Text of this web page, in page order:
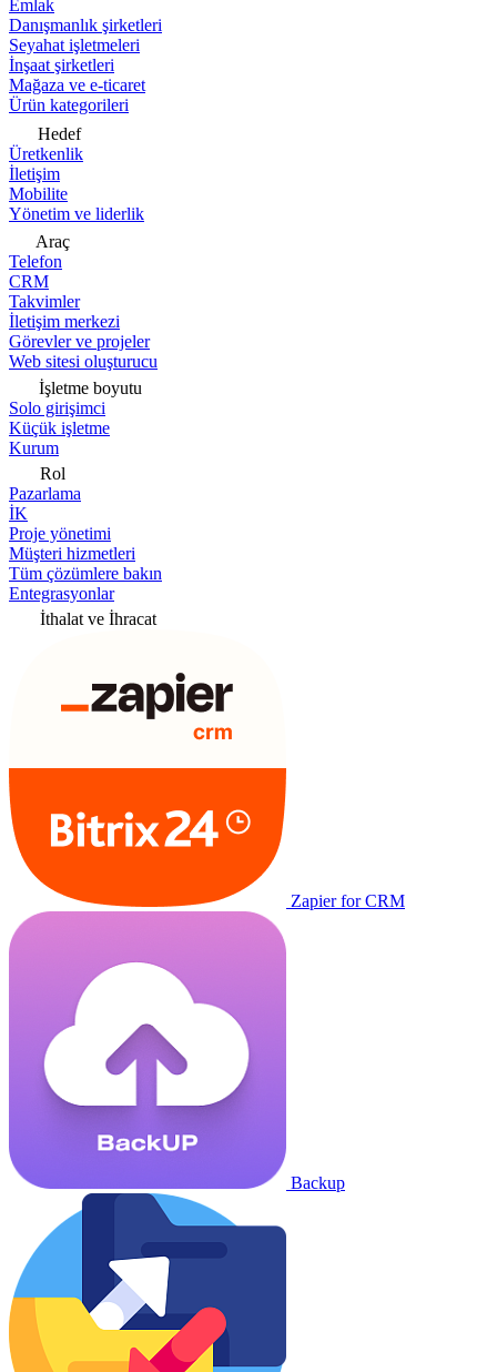
Emlak
Danışmanlık şirketleri
Seyahat işletmeleri
İnşaat şirketleri
Mağaza ve e-ticaret
Ürün kategorileri
Hedef
Üretkenlik
İletişim
Mobilite
Yönetim ve liderlik
Araç
Telefon
CRM
Takvimler
İletişim merkezi
Görevler ve projeler
Web sitesi oluşturucu
İşletme boyutu
Solo girişimci
Küçük işletme
Kurum
Rol
Pazarlama
İK
Proje yönetimi
Müşteri hizmetleri
Tüm çözümlere bakın
Entegrasyonlar
İthalat ve İhracat
Zapier for CRM
Backup